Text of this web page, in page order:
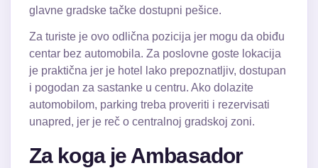
glavne gradske tačke dostupni pešice.
Za turiste je ovo odlična pozicija jer mogu da obiđu
centar bez automobila. Za poslovne goste lokacija
je praktična jer je hotel lako prepoznatljiv, dostupan
i pogodan za sastanke u centru. Ako dolazite
automobilom, parking treba proveriti i rezervisati
unapred, jer je reč o centralnoj gradskoj zoni.
Za koga je Ambasador